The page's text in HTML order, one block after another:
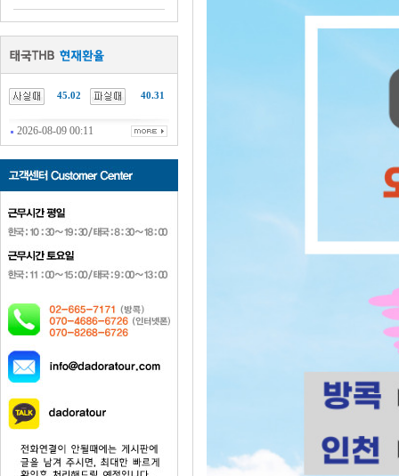
45.02 40.31
2026-08-09 00:11